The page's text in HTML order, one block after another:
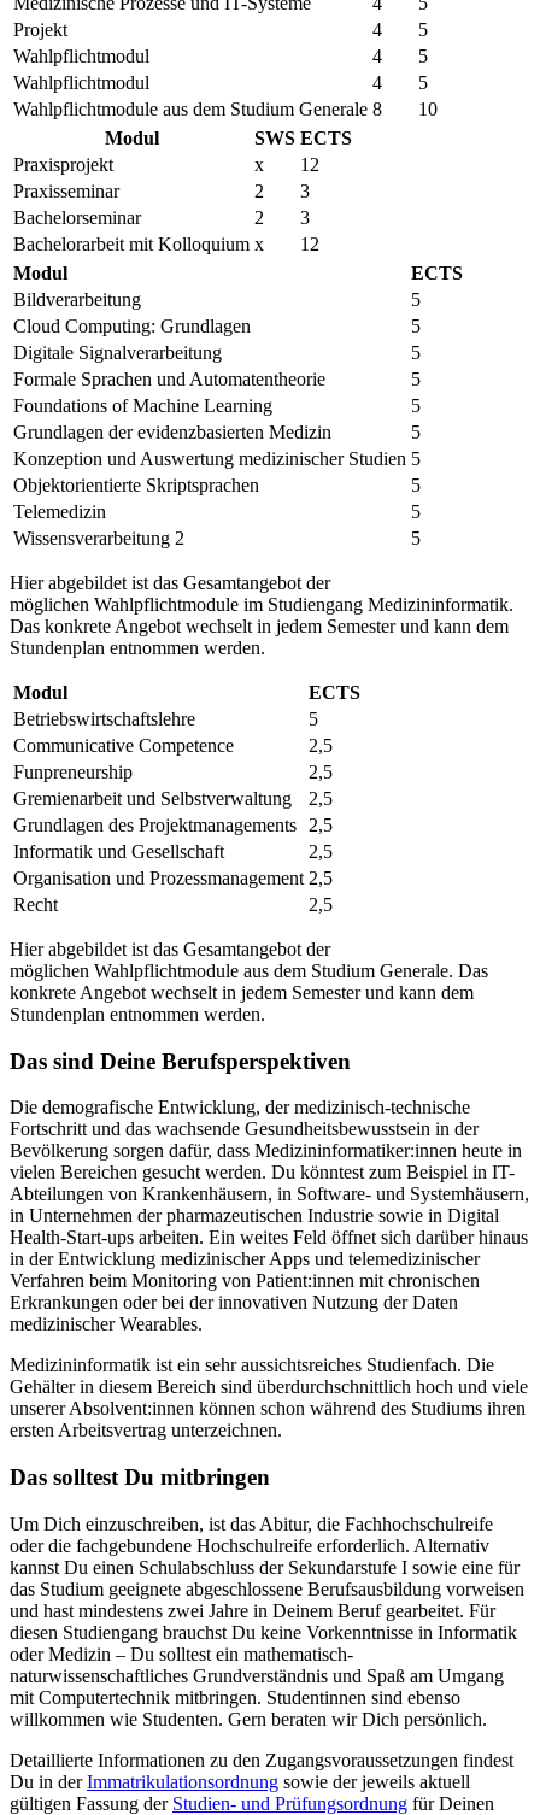
Projekt
4
5
Wahlpflichtmodul
4
5
Wahlpflichtmodul
4
5
Wahlpflichtmodule aus dem Studium Generale 8
10
Modul
SWS ECTS
Praxisprojekt
x
12
Praxisseminar
2
3
Bachelorseminar
2
3
Bachelorarbeit mit Kolloquium x
12
Modul
ECTS
Bildverarbeitung
5
Cloud Computing: Grundlagen
5
Digitale Signalverarbeitung
5
Formale Sprachen und Automatentheorie
5
Foundations of Machine Learning
5
Grundlagen der evidenzbasierten Medizin
5
Konzeption und Auswertung medizinischer Studien 5
Objektorientierte Skriptsprachen
5
Telemedizin
5
Wissensverarbeitung 2
5
Hier abgebildet ist das Gesamtangebot der
möglichen Wahlpflichtmodule im Studiengang Medizininformatik.
Das konkrete Angebot wechselt in jedem Semester und kann dem
Stundenplan entnommen werden.
Modul
ECTS
Betriebswirtschaftslehre
5
Communicative Competence
2,5
Funpreneurship
2,5
Gremienarbeit und Selbstverwaltung
2,5
Grundlagen des Projektmanagements
2,5
Informatik und Gesellschaft
2,5
Organisation und Prozessmanagement 2,5
Recht
2,5
Hier abgebildet ist das Gesamtangebot der
möglichen Wahlpflichtmodule aus dem Studium Generale. Das
konkrete Angebot wechselt in jedem Semester und kann dem
Stundenplan entnommen werden.
Das sind Deine Berufsperspektiven
Die demografische Entwicklung, der medizinisch-technische
Fortschritt und das wachsende Gesundheitsbewusstsein in der
Bevölkerung sorgen dafür, dass Medizininformatiker:innen heute in
vielen Bereichen gesucht werden. Du könntest zum Beispiel in IT-
Abteilungen von Krankenhäusern, in Software- und Systemhäusern,
in Unternehmen der pharmazeutischen Industrie sowie in Digital
Health-Start-ups arbeiten. Ein weites Feld öffnet sich darüber hinaus
in der Entwicklung medizinischer Apps und telemedizinischer
Verfahren beim Monitoring von Patient:innen mit chronischen
Erkrankungen oder bei der innovativen Nutzung der Daten
medizinischer Wearables.
Medizininformatik ist ein sehr aussichtsreiches Studienfach. Die
Gehälter in diesem Bereich sind überdurchschnittlich hoch und viele
unserer Absolvent:innen können schon während des Studiums ihren
ersten Arbeitsvertrag unterzeichnen.
Das solltest Du mitbringen
Um Dich einzuschreiben, ist das Abitur, die Fachhochschulreife
oder die fachgebundene Hochschulreife erforderlich. Alternativ
kannst Du einen Schulabschluss der Sekundarstufe I sowie eine für
das Studium geeignete abgeschlossene Berufsausbildung vorweisen
und hast mindestens zwei Jahre in Deinem Beruf gearbeitet. Für
diesen Studiengang brauchst Du keine Vorkenntnisse in Informatik
oder Medizin – Du solltest ein mathematisch-
naturwissenschaftliches Grundverständnis und Spaß am Umgang
mit Computertechnik mitbringen. Studentinnen sind ebenso
willkommen wie Studenten. Gern beraten wir Dich persönlich.
Detaillierte Informationen zu den Zugangsvoraussetzungen findest
Du in derImmatrikulationsordnung sowie der jeweils aktuell
gültigen Fassung der Studien- und Prüfungsordnung für Deinen